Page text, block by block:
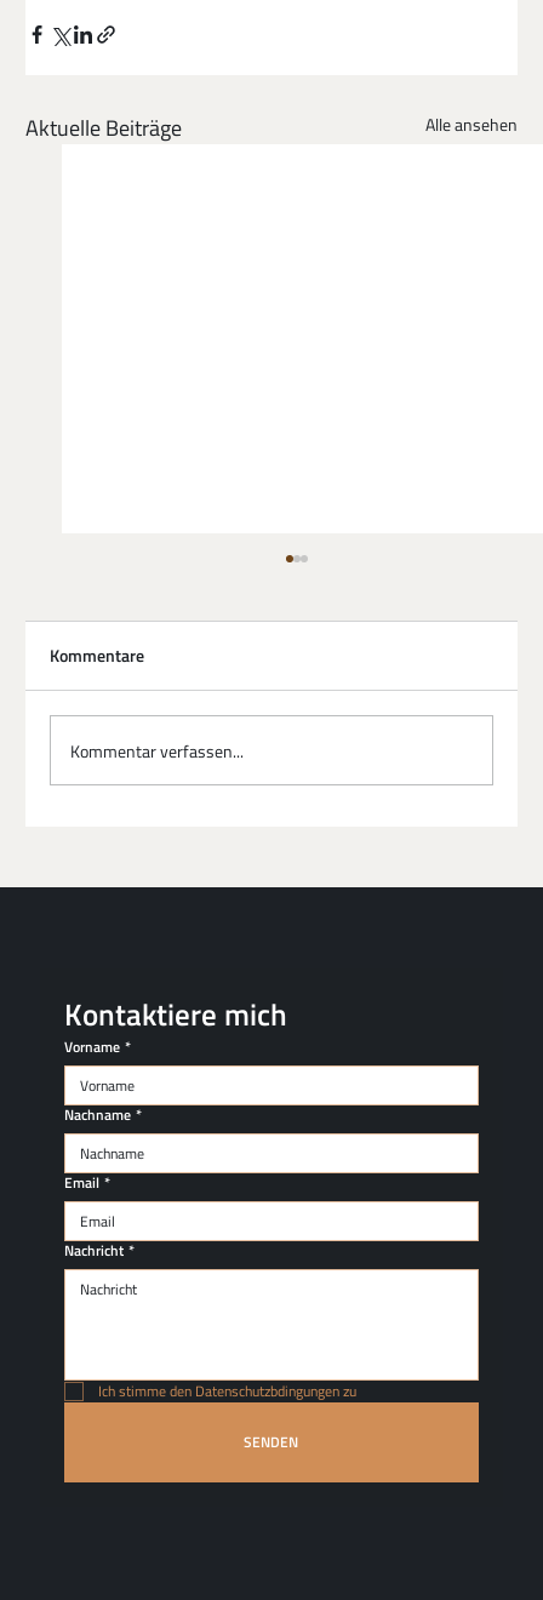
Aktuelle Beiträge Alle ansehen
Kommentare
Kommentar verfassen...
Kontaktiere mich
Vorname *
Nachname *
Email *
Nachricht *
Ich stimme den Datenschutzbdingungen zu
SENDEN